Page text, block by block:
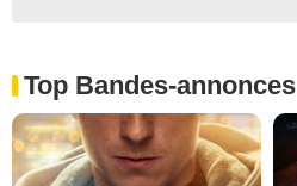
Top Bandes-annonces